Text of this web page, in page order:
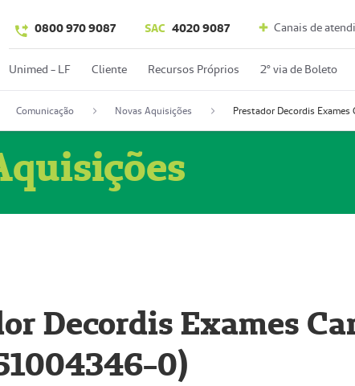
0800 970 9087 SAC 4020 9087 Canais de
Unimed - LF Cliente Recursos Próprios 2º via de Boleto
Comunicação Novas Aquisições
Decordis Exames
0)